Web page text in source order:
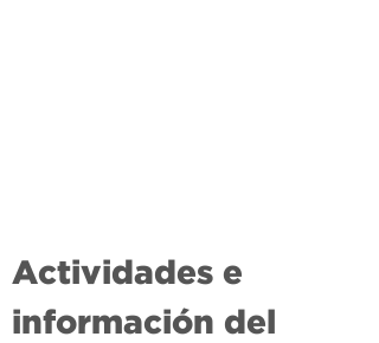
Actividades e
información del